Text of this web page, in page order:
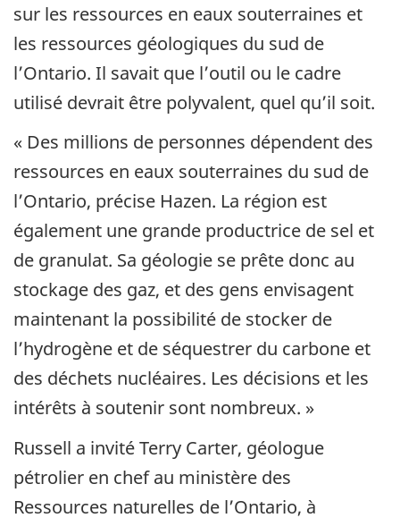
sur les ressources en eaux souterraines et
les ressources géologiques du sud de
l’Ontario. Il savait que l’outil ou le cadre
utilisé devrait être polyvalent, quel qu’il soit.
« Des millions de personnes dépendent des
ressources en eaux souterraines du sud de
l’Ontario, précise Hazen. La région est
également une grande productrice de sel et
de granulat. Sa géologie se prête donc au
stockage des gaz, et des gens envisagent
maintenant la possibilité de stocker de
l’hydrogène et de séquestrer du carbone et
des déchets nucléaires. Les décisions et les
intérêts à soutenir sont nombreux. »
Russell a invité Terry Carter, géologue
pétrolier en chef au ministère des
Ressources naturelles de l’Ontario, à